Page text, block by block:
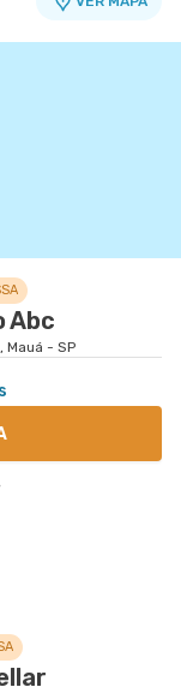
Santos
-
Abc
Mauá - SP